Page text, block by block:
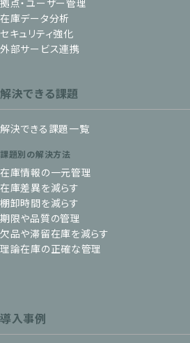
拠点・ユーザー管理
在庫データ分析
セキュリティ強化
外部サービス連携
解決できる課題
解決できる課題一覧
課題別の解決方法
在庫情報の一元管理
在庫差異を減らす
棚卸時間を減らす
期限や品質の管理
欠品や滞留在庫を減らす
理論在庫の正確な管理
導入事例